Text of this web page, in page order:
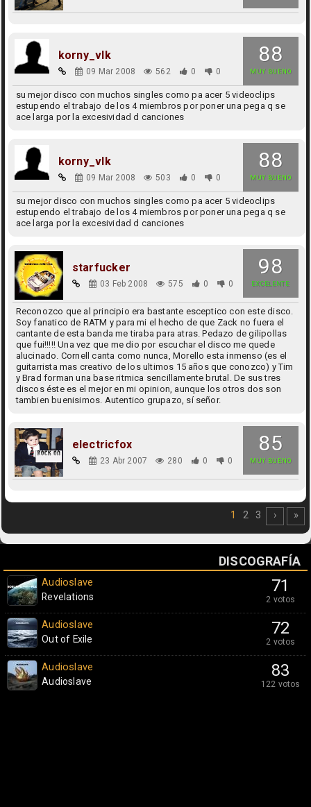
88
MUY BUENO
korny_vlk
09 Mar 2008 562 0 0
su mejor disco con muchos singles como pa acer 5 videoclips
estupendo el trabajo de los 4 miembros por poner una pega q se
ace larga por la excesividad d canciones
88
MUY BUENO
korny_vlk
09 Mar 2008 503 0 0
su mejor disco con muchos singles como pa acer 5 videoclips
estupendo el trabajo de los 4 miembros por poner una pega q se
ace larga por la excesividad d canciones
98
EXCELENTE
starfucker
03 Feb 2008 575 0 0
Reconozco que al principio era bastante esceptico con este disco.
Soy fanatico de RATM y para mi el hecho de que Zack no fuera el
cantante de esta banda me tiraba para atras. Pedazo de gilipollas
que fui!!!!! Una vez que me dio por escuchar el disco me quede
alucinado. Cornell canta como nunca, Morello esta inmenso (es el
guitarrista mas creativo de los ultimos 15 años que conozco) y Tim
y Brad forman una base ritmica sencillamente brutal. De sus tres
discos éste es el mejor en mi opinion, aunque los otros dos son
tambien buenisimos. Autentico grupazo, sí señor.
85
MUY BUENO
electricfox
23 Abr 2007 280 0 0
1 2 3 › »
DISCOGRAFÍA
71
2 votos
Audioslave
Revelations
72
2 votos
Audioslave
Out of Exile
83
122 votos
Audioslave
Audioslave